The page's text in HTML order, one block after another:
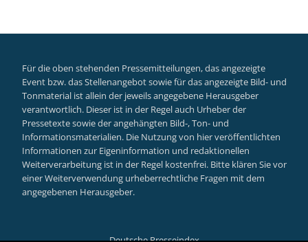
Für die oben stehenden Pressemitteilungen, das angezeigte
Event bzw. das Stellenangebot sowie für das angezeigte Bild- und
Tonmaterial ist allein der jeweils angegebene Herausgeber
verantwortlich. Dieser ist in der Regel auch Urheber der
Pressetexte sowie der angehängten Bild-, Ton- und
Informationsmaterialien. Die Nutzung von hier veröffentlichten
Informationen zur Eigeninformation und redaktionellen
Weiterverarbeitung ist in der Regel kostenfrei. Bitte klären Sie vor
einer Weiterverwendung urheberrechtliche Fragen mit dem
angegebenen Herausgeber.